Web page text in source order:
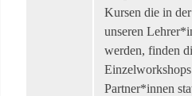
Kursen die in
unseren
werden, finden
Partner*innen